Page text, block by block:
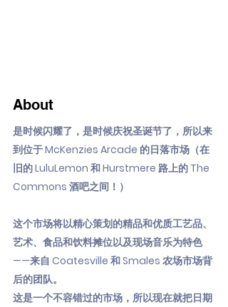
About
是时候闪耀了，是时候庆祝圣诞节了，所以来
到位于 McKenzies Arcade 的日落市场（在
旧的 LuluLemon 和 Hurstmere 路上的 The
Commons 酒吧之间！）
这个市场将以精心策划的精品和优质工艺品、
艺术、食品和饮料摊位以及现场音乐为特色
——来自 Coatesville 和 Smales 农场市场背
后的团队。
这是一个不容错过的市场，所以现在就把日期